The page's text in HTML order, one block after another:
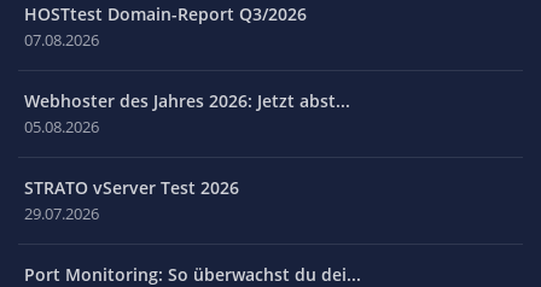
HOSTtest Domain-Report Q3/2026
07.08.2026
Webhoster des Jahres 2026: Jetzt abst...
05.08.2026
STRATO vServer Test 2026
29.07.2026
Port Monitoring: So überwachst du dei...